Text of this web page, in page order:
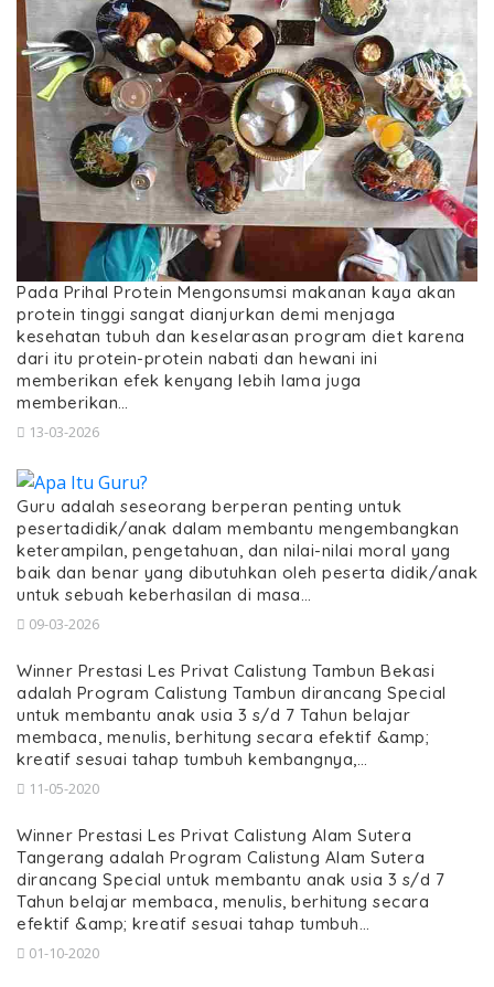
Pada Prihal Protein Mengonsumsi makanan kaya akan
protein tinggi sangat dianjurkan demi menjaga
kesehatan tubuh dan keselarasan program diet karena
dari itu protein-protein nabati dan hewani ini
memberikan efek kenyang lebih lama juga
memberikan…
13-03-2026
Guru adalah seseorang berperan penting untuk
pesertadidik/anak dalam membantu mengembangkan
keterampilan, pengetahuan, dan nilai-nilai moral yang
baik dan benar yang dibutuhkan oleh peserta didik/anak
untuk sebuah keberhasilan di masa…
09-03-2026
Winner Prestasi Les Privat Calistung Tambun Bekasi
adalah Program Calistung Tambun dirancang Special
untuk membantu anak usia 3 s/d 7 Tahun belajar
membaca, menulis, berhitung secara efektif &amp;
kreatif sesuai tahap tumbuh kembangnya,…
11-05-2020
Winner Prestasi Les Privat Calistung Alam Sutera
Tangerang adalah Program Calistung Alam Sutera
dirancang Special untuk membantu anak usia 3 s/d 7
Tahun belajar membaca, menulis, berhitung secara
efektif &amp; kreatif sesuai tahap tumbuh…
01-10-2020